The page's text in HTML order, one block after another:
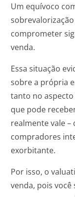
Um equívoco
comprometer
venda.
Essa situação
sobre a própria
tanto no
que pode
realmente vale
compradores
exorbitante.
Por isso, o
venda, pois